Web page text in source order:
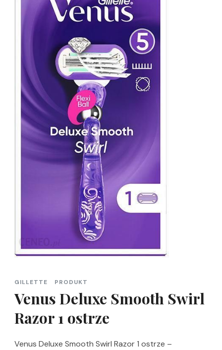
GILLETTE PRODUKT
Venus Deluxe Smooth Swirl
Razor 1 ostrze
Venus Deluxe Smooth Swirl Razor 1 ostrze –